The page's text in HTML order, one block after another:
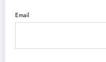
Email